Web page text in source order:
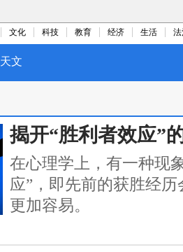
文化 科技 教育 经济 生活
天文
揭开“胜利者效应”
在心理学上，有一种现
应”，即先前的获胜经
更加容易。